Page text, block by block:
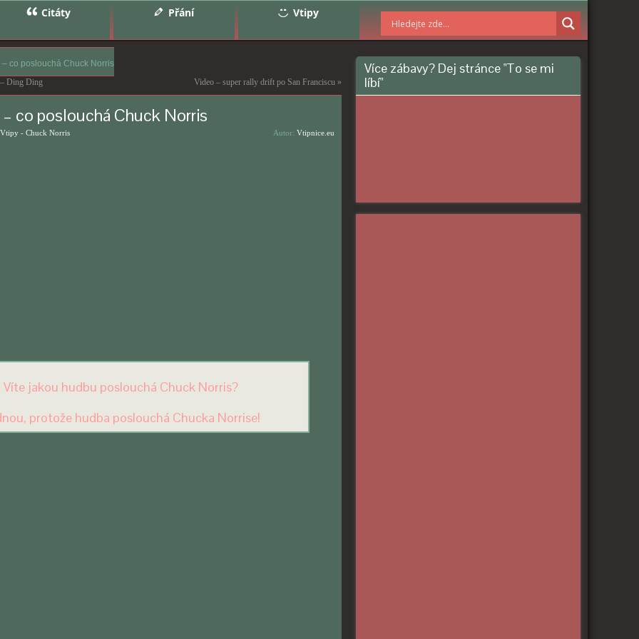
Citáty Přání Vtipy
– co poslouchá Chuck Norris
Ding Ding
Video – super rally drift po San Franciscu »
co poslouchá Chuck Norris
Vtipy - Chuck Norris Autor: Vtipnice.eu
Víte jakou hudbu poslouchá Chuck Norris?
protože hudba poslouchá Chucka Norrise!
Více zábavy? Dej stránce "To se mi
líbí"